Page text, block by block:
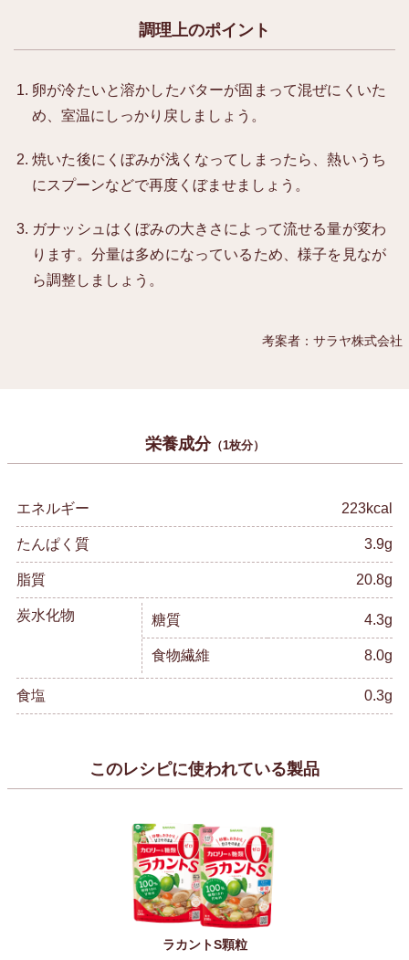
調理上のポイント
卵が冷たいと溶かしたバターが固まって混ぜにくいた
め、室温にしっかり戻しましょう。
焼いた後にくぼみが浅くなってしまったら、熱いうち
にスプーンなどで再度くぼませましょう。
ガナッシュはくぼみの大きさによって流せる量が変わ
ります。分量は多めになっているため、様子を見なが
ら調整しましょう。
考案者：サラヤ株式会社
栄養成分（1枚分）
エネルギー 223kcal
たんぱく質 3.9g
脂質 20.8g
炭水化物 糖質 4.3g
食物繊維 8.0g
食塩 0.3g
このレシピに使われている製品
ラカントS顆粒